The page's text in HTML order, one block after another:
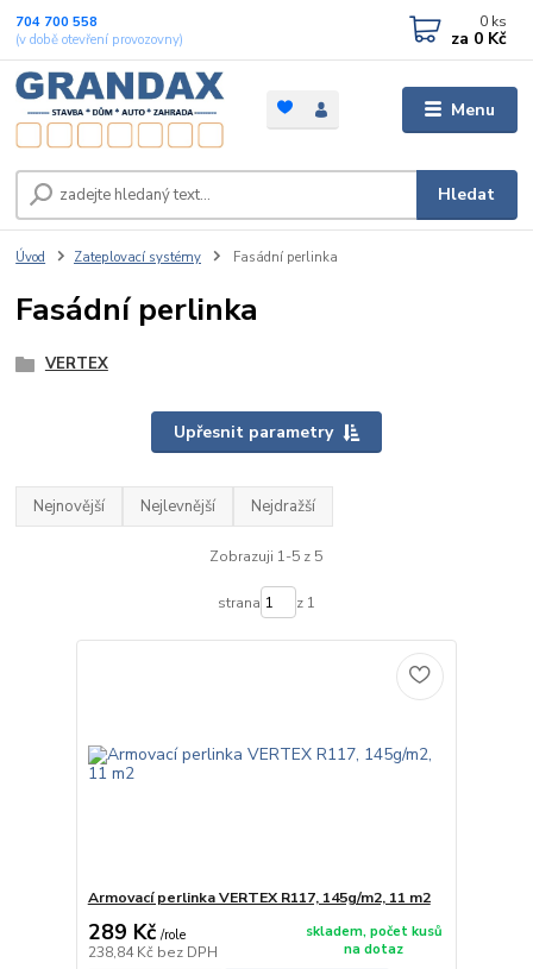
Menu
Hledat
704 700 558
(v době otevření provozovny)
0 ks
za 0 Kč
Úvod Zateplovací systémy Fasádní perlinka
Fasádní perlinka
VERTEX
Upřesnit parametry
Nejnovější Nejlevnější Nejdražší
Zobrazuji 1-5 z 5
strana z 1
Armovací perlinka VERTEX R117, 145g/m2, 11 m2
289 Kč /role
238,84 Kč bez DPH
skladem, počet kusů
na dotaz